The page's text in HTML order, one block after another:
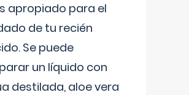
apropiado para el
de tu recién
Se puede
un líquido con
destilada, aloe vera